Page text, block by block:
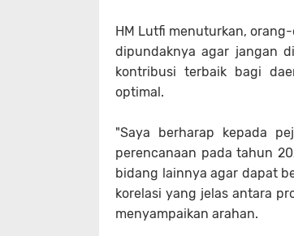
HM Lutfi menuturkan,
dipundaknya agar jangan
kontribusi terbaik bagi
optimal.
"Saya berharap kepada
perencanaan pada tahun
bidang lainnya agar dapat
korelasi yang jelas antara
menyampaikan arahan.